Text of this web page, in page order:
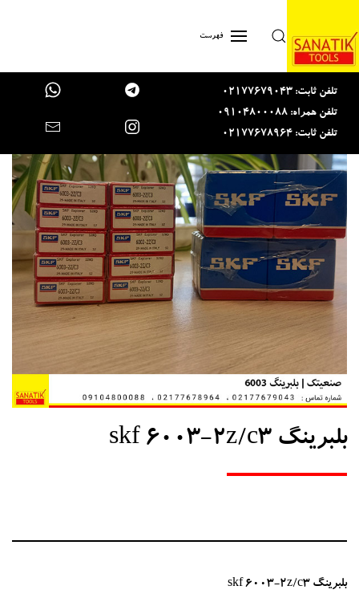
Skip to main content فهرست
تلفن ثابت: 02177679043
تلفن همراه: 09104800088
تلفن ثابت: 02177678964
بلبرینگ skf 6003-2z/c3
بلبرینگ skf 6003-2z/c3